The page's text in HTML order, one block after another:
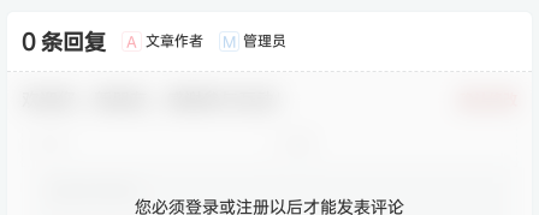
0 条回复 A 文章作者 M 管理员
您必须登录或注册以后才能发表评论